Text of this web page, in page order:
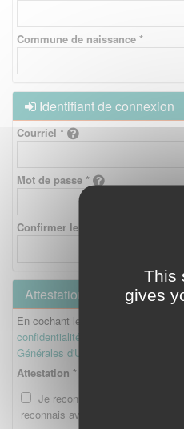
This
gives
Commune de naissance *
Identifiant de connexion
Courriel *
Mot de passe *
Confirmer le mot de passe *
Attestation
En cochant les cases ci-dessous,
confidentialité
Générales d'Utilisation
Attestation *
Je reconnais avoir lu la
reconnais avoir lu et accepté les